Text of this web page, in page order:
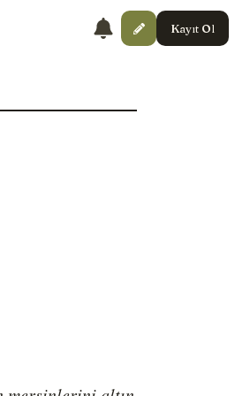
Kayıt Ol